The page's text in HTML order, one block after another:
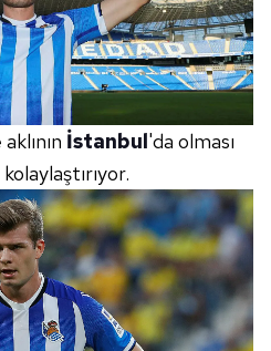
İstanbul'da olması